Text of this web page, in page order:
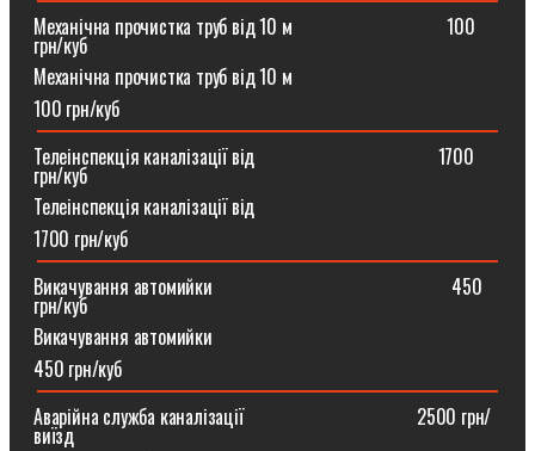
Механічна прочистка труб від 10 м⠀⠀⠀⠀⠀⠀⠀⠀⠀⠀⠀100
грн/куб
Механічна прочистка труб від 10 м
100 грн/куб
Телеінспекція каналізації від⠀⠀⠀⠀⠀⠀⠀⠀⠀⠀⠀⠀⠀1700
грн/куб
Телеінспекція каналізації від
1700 грн/куб
Викачування автомийки⠀⠀⠀⠀⠀⠀⠀⠀⠀⠀⠀⠀⠀⠀⠀⠀⠀450
грн/куб
Викачування автомийки
450 грн/куб
Аварійна служба каналізації ⠀⠀⠀⠀⠀⠀⠀⠀⠀⠀⠀⠀2500 грн/
виїзд